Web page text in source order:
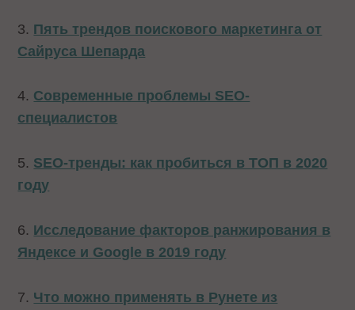
3. Пять трендов поискового маркетинга от
Сайруса Шепарда
4. Современные проблемы SEO-
специалистов
5. SEO-тренды: как пробиться в ТОП в 2020
году
6. Исследование факторов ранжирования в
Яндексе и Google в 2019 году
7. Что можно применять в Рунете из